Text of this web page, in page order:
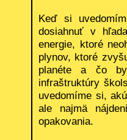
Keď si
dosiahnuť v
energie, ktoré
plynov, ktoré
planéte a čo
infraštruktúry
uvedomíme si,
ale najmä
opakovania.